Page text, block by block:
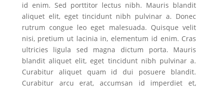
id enim. Sed porttitor lectus nibh. Mauris blandit
aliquet elit, eget tincidunt nibh pulvinar a. Donec
rutrum congue leo eget malesuada. Quisque velit
nisi, pretium ut lacinia in, elementum id enim. Cras
ultricies ligula sed magna dictum porta. Mauris
blandit aliquet elit, eget tincidunt nibh pulvinar a.
Curabitur aliquet quam id dui posuere blandit.
Curabitur arcu erat, accumsan id imperdiet et,